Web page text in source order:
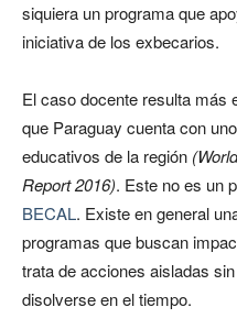
siquiera un programa que
iniciativa de los exbecarios.
El caso docente resulta más
que Paraguay cuenta con
educativos de la región
Report 2016). Este no es un
BECAL. Existe en general
programas que buscan
trata de acciones aisladas
disolverse en el tiempo.